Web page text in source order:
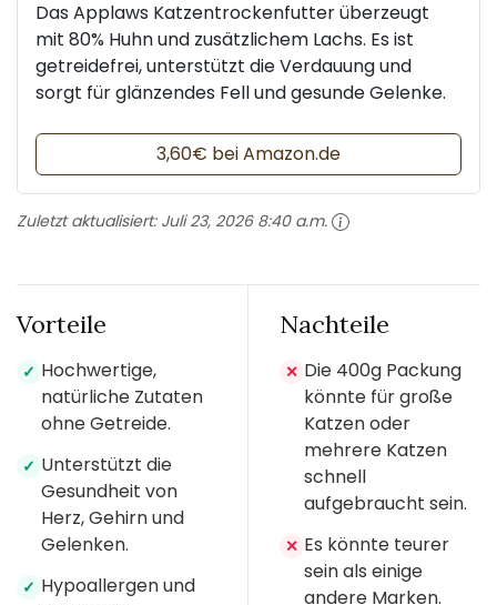
Das Applaws Katzentrockenfutter überzeugt
mit 80% Huhn und zusätzlichem Lachs. Es ist
getreidefrei, unterstützt die Verdauung und
sorgt für glänzendes Fell und gesunde Gelenke.
3,60€ bei Amazon.de
Zuletzt aktualisiert: Juli 23, 2026 8:40 a.m.
Vorteile
✓ Hochwertige,
natürliche Zutaten
ohne Getreide.
✓ Unterstützt die
Gesundheit von
Herz, Gehirn und
Gelenken.
✓ Hypoallergen und
Nachteile
✕ Die 400g Packung
könnte für große
Katzen oder
mehrere Katzen
schnell
aufgebraucht sein.
✕ Es könnte teurer
sein als einige
andere Marken.